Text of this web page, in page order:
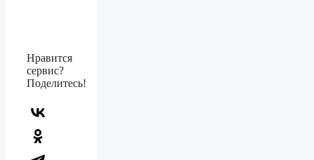
Нравится
сервис?
Поделитесь!